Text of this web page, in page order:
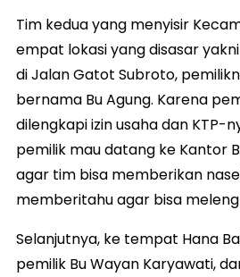
Tim kedua yang menyisir
empat lokasi yang disasar
di Jalan Gatot Subroto,
bernama Bu Agung. Karena
dilengkapi izin usaha dan KTP-
pemilik mau datang ke Kantor
agar tim bisa memberikan
memberitahu agar bisa
Selanjutnya, ke tempat Hana
pemilik Bu Wayan Karyawati,